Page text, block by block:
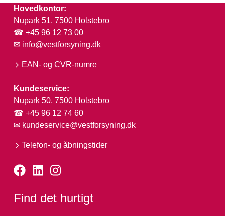
Hovedkontor:
Nupark 51, 7500 Holstebro
☎ +45 96 12 73 00
✉ info@vestforsyning.dk
EAN- og CVR-numre
Kundeservice:
Nupark 50, 7500 Holstebro
☎ +45 96 12 74 60
✉ kundeservice@vestforsyning.dk
Telefon- og åbningstider
Find det hurtigt